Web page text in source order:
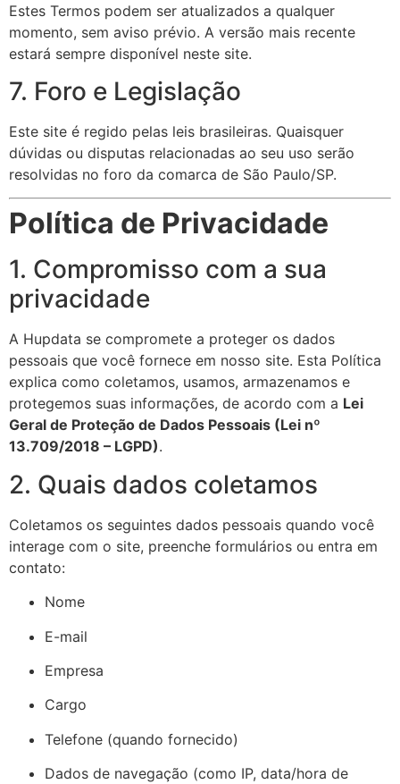
Estes Termos podem ser atualizados a qualquer
momento, sem aviso prévio. A versão mais recente
estará sempre disponível neste site.
7. Foro e Legislação
Este site é regido pelas leis brasileiras. Quaisquer
dúvidas ou disputas relacionadas ao seu uso serão
resolvidas no foro da comarca de São Paulo/SP.
Política de Privacidade
1. Compromisso com a sua
privacidade
A Hupdata se compromete a proteger os dados
pessoais que você fornece em nosso site. Esta Política
explica como coletamos, usamos, armazenamos e
protegemos suas informações, de acordo com a Lei
Geral de Proteção de Dados Pessoais (Lei nº
13.709/2018 – LGPD).
2. Quais dados coletamos
Coletamos os seguintes dados pessoais quando você
interage com o site, preenche formulários ou entra em
contato:
Nome
E-mail
Empresa
Cargo
Telefone (quando fornecido)
Dados de navegação (como IP, data/hora de